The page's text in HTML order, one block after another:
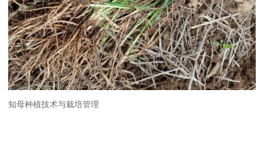
知母种植技术与栽培管理